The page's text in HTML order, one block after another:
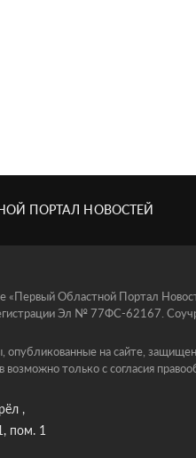
ПОРТАЛ НОВОСТЕЙ
Областной Портал
Эл № 77ФС-62167.
на сайте,
только с согласия
,
пом. 1